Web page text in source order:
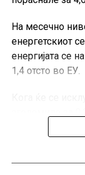
На месечно
енергетскиот
енергијата се
1,4 отсто во ЕУ.
покажува
Во еврозоната,